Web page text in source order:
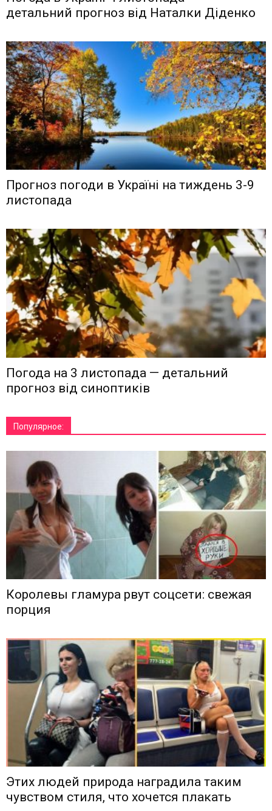
детальний прогноз від Наталки Діденко
Прогноз погоди в Україні на тиждень 3-9
листопада
Погода на 3 листопада — детальний
прогноз від синоптиків
Популярное:
Королевы гламура рвут соцсети: свежая
порция
Этих людей природа наградила таким
чувством стиля, что хочется плакать